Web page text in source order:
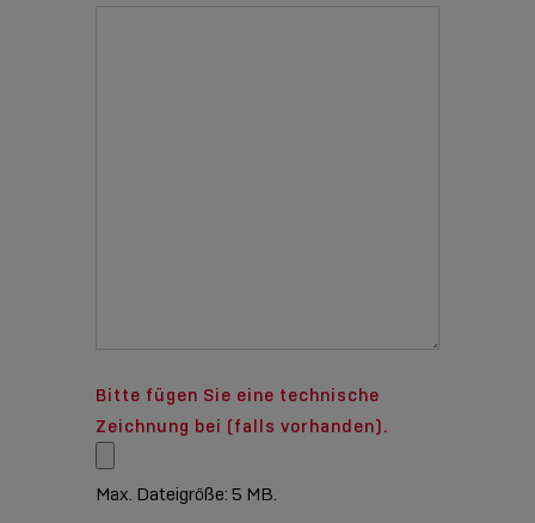
Bitte fügen Sie eine technische
Zeichnung bei (falls vorhanden).
Max. Dateigröße: 5 MB.